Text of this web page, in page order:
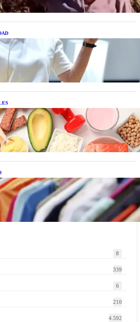
creada por una salteña que busca
el estrés financiero en Latinoamérica
inteligente: Cinco superalimentos de
que deberías sumar a tu dieta este mes
marcas globales se suman a la
de la ropa de segunda mano premium
8
339
6
210
4.592